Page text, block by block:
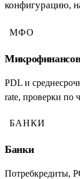
конфигурацию,
МФО
PDL и
rate, проверки по
БАНКИ
Банки
Потребкредиты,